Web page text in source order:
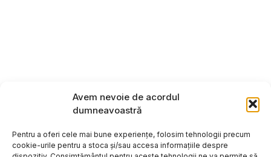
Avem nevoie de acordul
dumneavoastră
Pentru a oferi cele mai bune experiențe, folosim tehnologii precum
cookie-urile pentru a stoca și/sau accesa informațiile despre